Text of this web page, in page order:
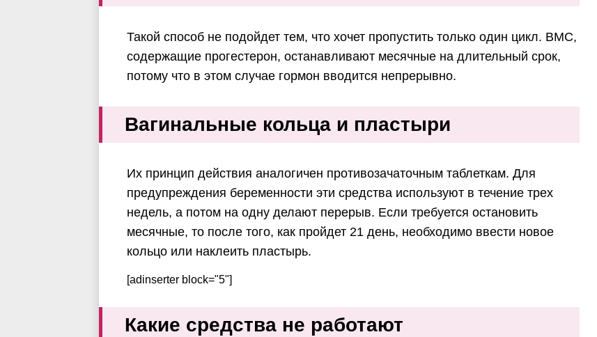
Такой способ не подойдет тем, что хочет пропустить только один цикл. ВМС,
содержащие прогестерон, останавливают месячные на длительный срок,
потому что в этом случае гормон вводится непрерывно.
Вагинальные кольца и пластыри
Их принцип действия аналогичен противозачаточным таблеткам. Для
предупреждения беременности эти средства используют в течение трех
недель, а потом на одну делают перерыв. Если требуется остановить
месячные, то после того, как пройдет 21 день, необходимо ввести новое
кольцо или наклеить пластырь.
[adinserter block="5"]
Какие средства не работают